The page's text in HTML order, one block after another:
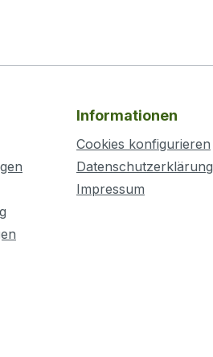
Informationen
Cookies konfigurieren
Datenschutzerklärung
Impressum